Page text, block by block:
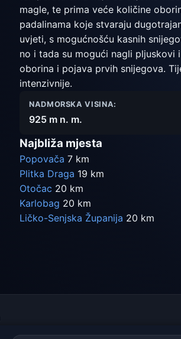
magle, te prima veće količine
padalinama koje stvaraju
uvjeti, s mogućnošću kasnih
no i tada su mogući nagli pljuskovi
oborina i pojava prvih snijegova.
intenzivnije.
NADMORSKA VISINA:
925 m n. m.
Najbliža mjesta
Popovača 7 km
Plitka Draga 19 km
Otočac 20 km
Karlobag 20 km
Ličko-Senjska Županija 20 km